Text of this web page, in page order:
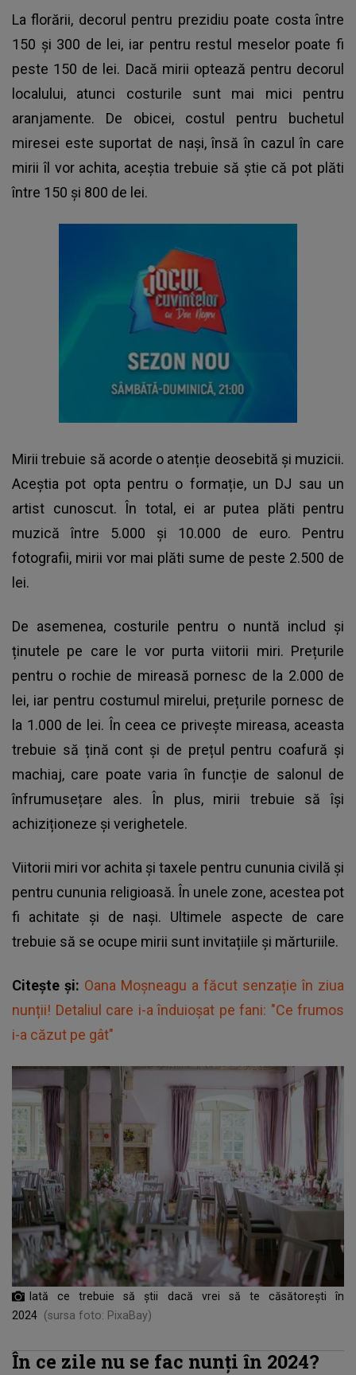
La florării, decorul pentru prezidiu poate costa între
150 și 300 de lei, iar pentru restul meselor poate fi
peste 150 de lei. Dacă mirii optează pentru decorul
localului, atunci costurile sunt mai mici pentru
aranjamente. De obicei, costul pentru buchetul
miresei este suportat de nași, însă în cazul în care
mirii îl vor achita, aceștia trebuie să știe că pot plăti
între 150 și 800 de lei.
Mirii trebuie să acorde o atenție deosebită și muzicii.
Aceștia pot opta pentru o formație, un DJ sau un
artist cunoscut. În total, ei ar putea plăti pentru
muzică între 5.000 și 10.000 de euro. Pentru
fotografii, mirii vor mai plăti sume de peste 2.500 de
lei.
De asemenea, costurile pentru o nuntă includ și
ținutele pe care le vor purta viitorii miri. Prețurile
pentru o rochie de mireasă pornesc de la 2.000 de
lei, iar pentru costumul mirelui, prețurile pornesc de
la 1.000 de lei. În ceea ce privește mireasa, aceasta
trebuie să țină cont și de prețul pentru coafură și
machiaj, care poate varia în funcție de salonul de
înfrumusețare ales. În plus, mirii trebuie să își
achiziționeze și verighetele.
Viitorii miri vor achita și taxele pentru cununia civilă și
pentru cununia religioasă. În unele zone, acestea pot
fi achitate și de nași. Ultimele aspecte de care
trebuie să se ocupe mirii sunt invitațiile și mărturiile.
Citește și: Oana Moșneagu a făcut senzație în ziua
nunții! Detaliul care i-a înduioșat pe fani: "Ce frumos
i-a căzut pe gât"
Iată ce trebuie să știi dacă vrei să te căsătorești în
2024 (sursa foto: PixaBay)
În ce zile nu se fac nunți în 2024?